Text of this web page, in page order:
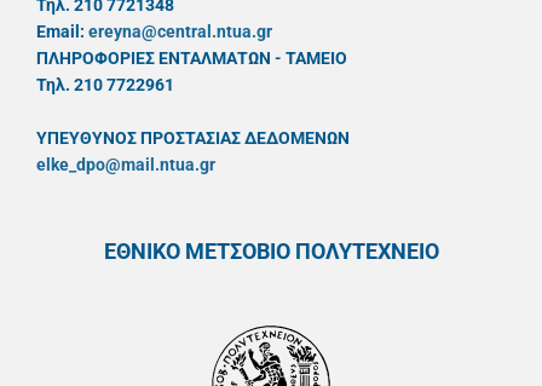
Τηλ. 210 7721348
Email: ereyna@central.ntua.gr
ΠΛΗΡΟΦΟΡΙΕΣ ΕΝΤΑΛΜΑΤΩΝ - ΤΑΜΕΙΟ
Τηλ. 210 7722961
ΥΠΕΥΘYΝΟΣ ΠΡΟΣΤΑΣΙΑΣ ΔΕΔΟΜΕΝΩΝ
elke_dpo@mail.ntua.gr
ΕΘΝΙΚΟ ΜΕΤΣΟΒΙΟ ΠΟΛΥΤΕΧΝΕΙΟ